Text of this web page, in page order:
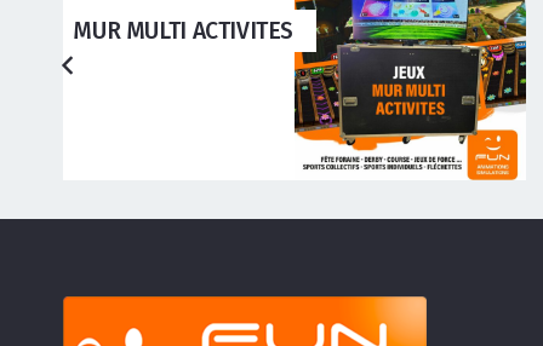
BABYFOOT 14
PERSONNES